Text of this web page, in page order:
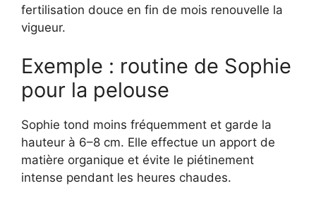
fertilisation douce en fin de mois renouvelle la
vigueur.
Exemple : routine de Sophie
pour la pelouse
Sophie tond moins fréquemment et garde la
hauteur à 6–8 cm. Elle effectue un apport de
matière organique et évite le piétinement
intense pendant les heures chaudes.